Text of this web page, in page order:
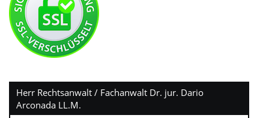
Herr Rechtsanwalt / Fachanwalt Dr. jur. Dario
Arconada LL.M.